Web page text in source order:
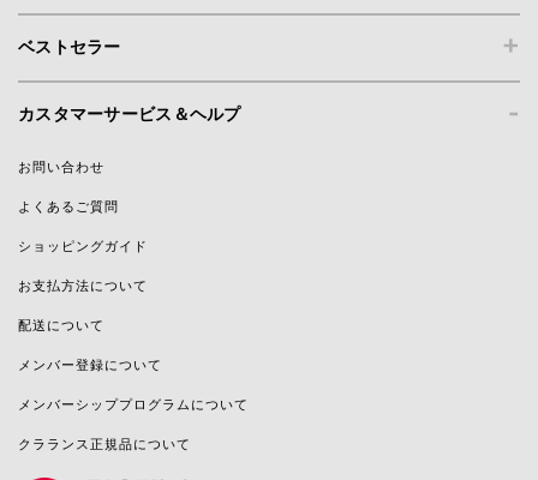
+
ベストセラー
-
カスタマーサービス＆ヘルプ
お問い合わせ
よくあるご質問
ショッピングガイド
お支払方法について
配送について
メンバー登録について
メンバーシッププログラムについて
クラランス正規品について